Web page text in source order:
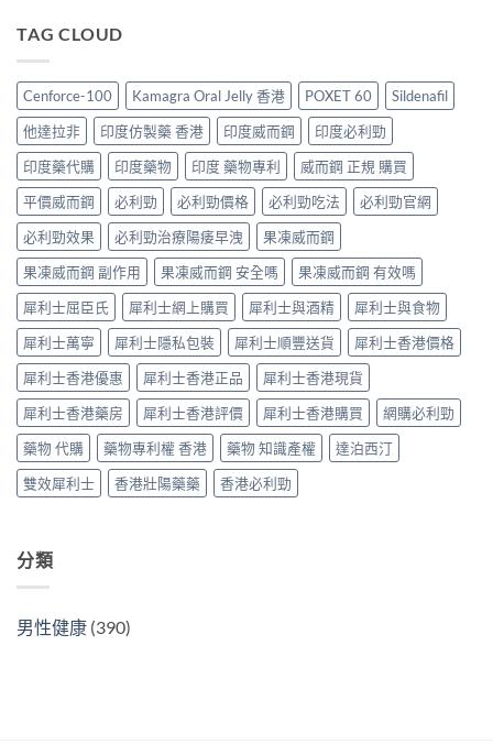
辨
購
買
指
南〉
中
POXET-
原
廠
比
較
及
正
貨
分
辨
指
南〉
中
買
Super
Tadarise
雙
效
片
效
果
與
選
購
指
南〉
中
2026：
士
必
睇
的
印
度
仿
製
藥
選
購
指
南〉
中
糖
馬
糖
邊
隻
好？
成
分、
效
果、
價
錢、
副
作
用
全
面
對
比
（2026
更
新）〉
中
TAG CLOUD
Cenforce-100 Kamagra Oral Jelly 香港 POXET 60
Sildenafil
他達拉非
印度仿製藥 香港 印度威而鋼
印度必利勁
印度藥代購
印度藥物 印度 藥物專利
威而鋼 正規 購買
平價威而鋼
必利勁 必利勁價格 必利勁吃法
必利勁官網
必利勁效果
必利勁治療陽痿早洩
果凍威而鋼
果凍威而鋼 副作用
果凍威而鋼 安全嗎
果凍威而鋼 有效嗎
犀利士屈臣氏
犀利士網上購買 犀利士與酒精
犀利士與食物
犀利士萬寧
犀利士隱私包裝 犀利士順豐送貨
犀利士香港價格
犀利士香港優惠
犀利士香港正品
犀利士香港現貨
犀利士香港藥房
犀利士香港評價 犀利士香港購買
網購必利勁
藥物 代購
藥物專利權 香港 藥物 知識產權
達泊西汀
雙效犀利士
香港壯陽藥藥 香港必利勁
分類
男性健康 (390)